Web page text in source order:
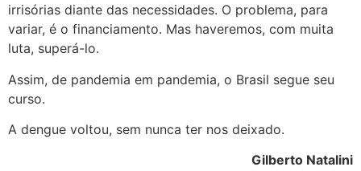
irrisórias diante das necessidades. O problema, para
variar, é o financiamento. Mas haveremos, com muita
luta, superá-lo.
Assim, de pandemia em pandemia, o Brasil segue seu
curso.
A dengue voltou, sem nunca ter nos deixado.
Gilberto Natalini